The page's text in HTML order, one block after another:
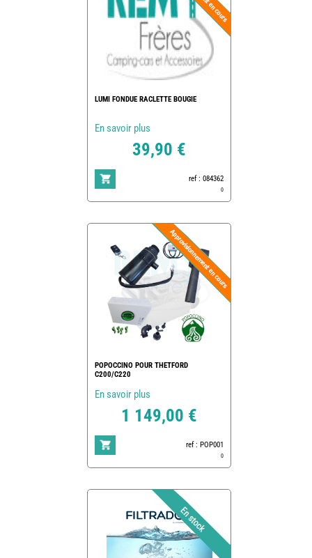
LUMI FONDUE RACLETTE BOUGIE
En savoir plus
39,90 €
ref : 084362
0
POPOCCINO POUR THETFORD
C200/C220
En savoir plus
1 149,00 €
ref : POP001
0